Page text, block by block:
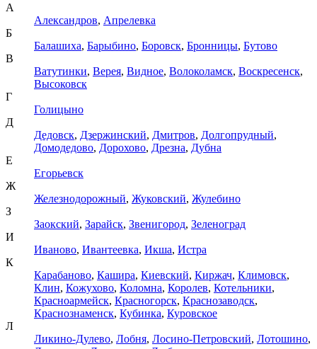
А
Александров, Апрелевка
Б
Балашиха, Барыбино, Боровск, Бронницы, Бутово
В
Ватутинки, Верея, Видное, Волоколамск, Воскресенск,
Высоковск
Г
Голицыно
Д
Дедовск, Дзержинский, Дмитров, Долгопрудный,
Домодедово, Дорохово, Дрезна, Дубна
Е
Егорьевск
Ж
Железнодорожный, Жуковский, Жулебино
З
Заокский, Зарайск, Звенигород, Зеленоград
И
Иваново, Ивантеевка, Икша, Истра
К
Карабаново, Кашира, Киевский, Киржач, Климовск,
Клин, Кожухово, Коломна, Королев, Котельники,
Красноармейск, Красногорск, Краснозаводск,
Краснознаменск, Кубинка, Куровское
Л
Ликино-Дулево, Лобня, Лосино-Петровский, Лотошино,